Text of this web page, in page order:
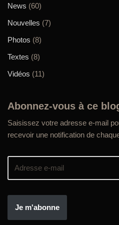
News (60)
Nouvelles (7)
Photos (8)
Textes (8)
Vidéos (11)
Abonnez-vous à ce
Saisissez votre adresse e-mail
recevoir une notification de
Je m'abonne